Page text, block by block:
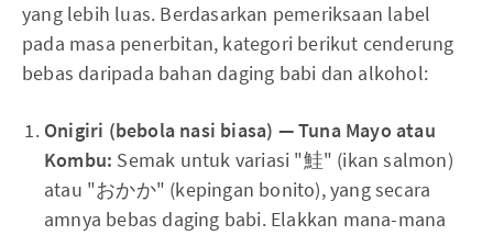
yang lebih luas. Berdasarkan pemeriksaan label
pada masa penerbitan, kategori berikut cenderung
bebas daripada bahan daging babi dan alkohol:
Onigiri (bebola nasi biasa) — Tuna Mayo atau
Kombu: Semak untuk variasi "鮭" (ikan salmon)
atau "おかか" (kepingan bonito), yang secara
amnya bebas daging babi. Elakkan mana-mana